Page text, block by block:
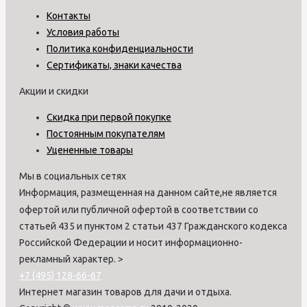
Контакты
Условия работы
Политика конфиденциальности
Сертификаты, знаки качества
Акции и скидки
Скидка при первой покупке
Постоянным покупателям
Уцененные товары
Мы в социальных сетях
Информация, размещенная на данном сайте,не является
офертой или публичной офертой в соответствии со
статьей 435 и пунктом 2 статьи 437 Гражданского кодекса
Российской Федерации и носит информационно-
рекламный характер. >
+7 (495) 128-66-67
Интернет магазин товаров для дачи и отдыха.